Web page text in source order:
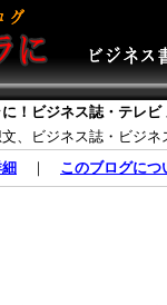
！ビジネス誌・テレビ
、ビジネス誌・ビジ
｜ このブログにつ